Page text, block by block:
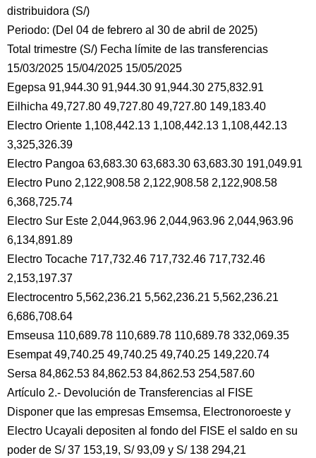
distribuidora (S/)
Periodo: (Del 04 de febrero al 30 de abril de 2025)
Total trimestre (S/) Fecha límite de las transferencias
15/03/2025 15/04/2025 15/05/2025
Egepsa 91,944.30 91,944.30 91,944.30 275,832.91
Eilhicha 49,727.80 49,727.80 49,727.80 149,183.40
Electro Oriente 1,108,442.13 1,108,442.13 1,108,442.13
3,325,326.39
Electro Pangoa 63,683.30 63,683.30 63,683.30 191,049.91
Electro Puno 2,122,908.58 2,122,908.58 2,122,908.58
6,368,725.74
Electro Sur Este 2,044,963.96 2,044,963.96 2,044,963.96
6,134,891.89
Electro Tocache 717,732.46 717,732.46 717,732.46
2,153,197.37
Electrocentro 5,562,236.21 5,562,236.21 5,562,236.21
6,686,708.64
Emseusa 110,689.78 110,689.78 110,689.78 332,069.35
Esempat 49,740.25 49,740.25 49,740.25 149,220.74
Sersa 84,862.53 84,862.53 84,862.53 254,587.60
Artículo 2.- Devolución de Transferencias al FISE
Disponer que las empresas Emsemsa, Electronoroeste y
Electro Ucayali depositen al fondo del FISE el saldo en su
poder de S/ 37 153,19, S/ 93,09 y S/ 138 294,21